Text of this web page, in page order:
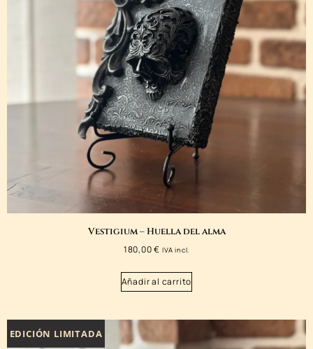
Vestigium – Huella del alma
180,00€ IVA incl.
Añadir al carrito
EDICIÓN LIMITADA